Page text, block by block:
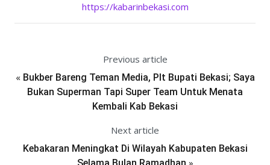
https://kabarinbekasi.com
Previous article
« Bukber Bareng Teman Media, Plt Bupati Bekasi; Saya
Bukan Superman Tapi Super Team Untuk Menata
Kembali Kab Bekasi
Next article
Kebakaran Meningkat Di Wilayah Kabupaten Bekasi